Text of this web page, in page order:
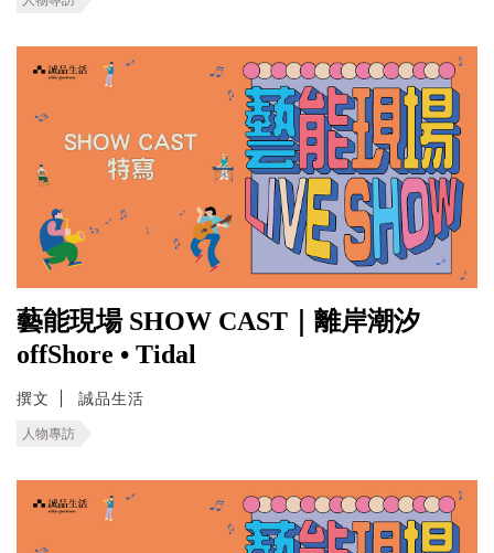
藝能現場 SHOW CAST｜離岸潮汐
offShore • Tidal
撰文 誠品生活
人物專訪